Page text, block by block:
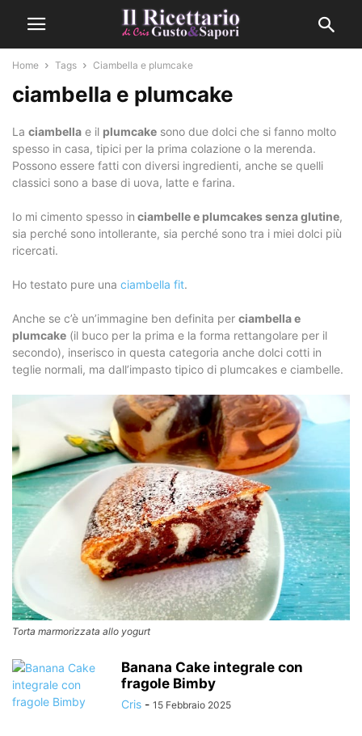
Home Tags Ciambella e plumcake
ciambella e plumcake
La ciambella e il plumcake sono due dolci che si fanno molto
spesso in casa, tipici per la prima colazione o la merenda.
Possono essere fatti con diversi ingredienti, anche se quelli
classici sono a base di uova, latte e farina.
Io mi cimento spesso in ciambelle e plumcakes senza glutine,
sia perché sono intollerante, sia perché sono tra i miei dolci più
ricercati.
Ho testato pure una ciambella fit.
Anche se c’è un’immagine ben definita per ciambella e
plumcake (il buco per la prima e la forma rettangolare per il
secondo), inserisco in questa categoria anche dolci cotti in
teglie normali, ma dall’impasto tipico di plumcakes e ciambelle.
Torta marmorizzata allo yogurt
Banana Cake integrale con
fragole Bimby
Cris - 15 Febbraio 2025